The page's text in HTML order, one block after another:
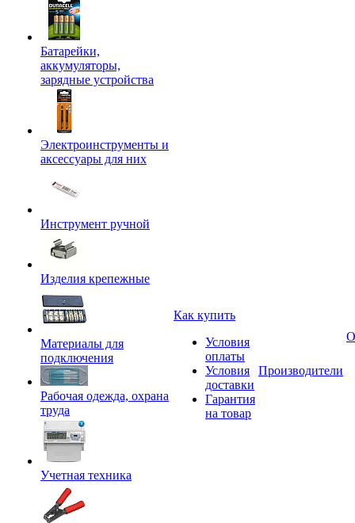
Батарейки,
аккумуляторы,
зарядные устройства
Электроинструменты и
аксессуары для них
Инструмент ручной
Изделия крепежные
Материалы для
подключения
Рабочая одежда, охрана
труда
Учетная техника
Как купить
Условия
оплаты
Условия
доставки
Гарантия
на товар
Производители